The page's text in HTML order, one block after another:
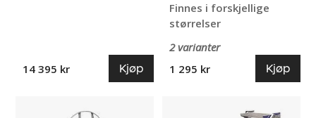
14 395 kr Kjøp
Finnes i forskjellige
størrelser
2 varianter
1 295 kr
Kjøp